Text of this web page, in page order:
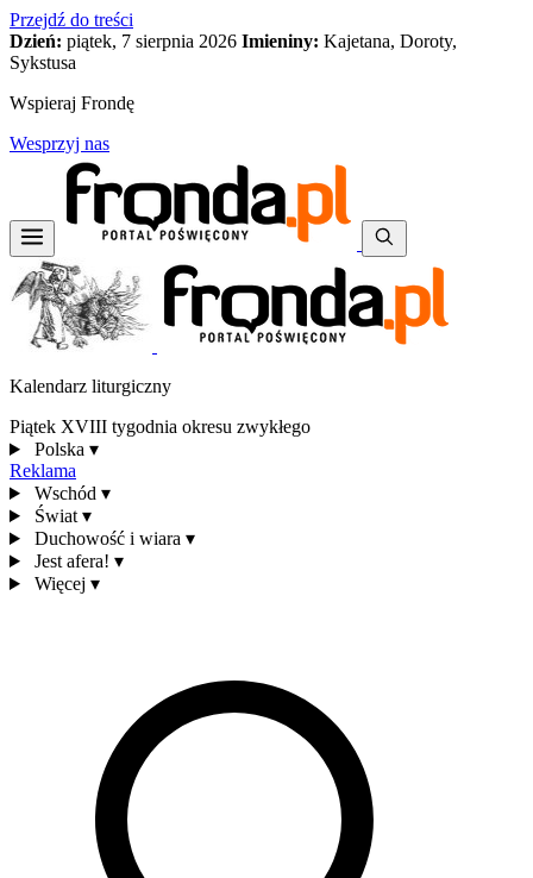
Przejdź do treści
Dzień: piątek, 7 sierpnia 2026 Imieniny: Kajetana, Doroty,
Sykstusa
Wspieraj Frondę
Wesprzyj nas
Kalendarz liturgiczny
Piątek XVIII tygodnia okresu zwykłego
Polska ▾
Reklama
Wschód ▾
Świat ▾
Duchowość i wiara ▾
Jest afera! ▾
Więcej ▾